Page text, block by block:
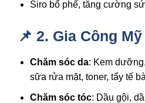
Siro bổ phế, tăng cường
📌 2. Gia Công
Chăm sóc da: Kem
sữa rửa mặt, toner, tẩy tế
Chăm sóc tóc: Dầu gội,